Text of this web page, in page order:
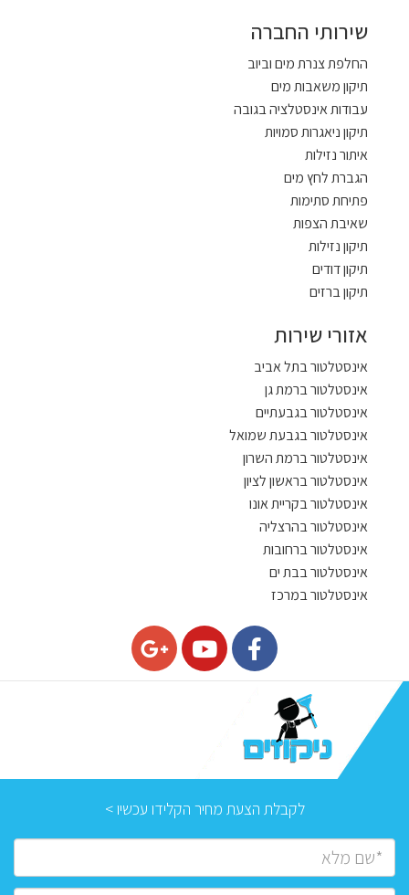
שירותי החברה
החלפת צנרת מים וביוב
תיקון משאבות מים
עבודות אינסטלציה בגובה
תיקון ניאגרות סמויות
איתור נזילות
הגברת לחץ מים
פתיחת סתימות
שאיבת הצפות
תיקון נזילות
תיקון דודים
תיקון ברזים
אזורי שירות
אינסטלטור בתל אביב
אינסטלטור ברמת גן
אינסטלטור בגבעתיים
אינסטלטור בגבעת שמואל
אינסטלטור ברמת השרון
אינסטלטור בראשון לציון
אינסטלטור בקריית אונו
אינסטלטור בהרצליה
אינסטלטור ברחובות
אינסטלטור בבת ים
אינסטלטור במרכז
לקבלת הצעת מחיר הקלידו עכשיו >